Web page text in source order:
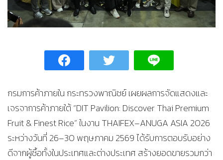
กรมการค้าภายใน กระทรวงพาณิชย์ เผยผลการจัดแสดงและ
เจรจาการค้าภายใต้ “DIT Pavilion: Discover Thai Premium
Fruit & Finest Rice” ในงาน THAIFEX–ANUGA ASIA 2026
ระหว่างวันที่ 26–30 พฤษภาคม 2569 ได้รับการตอบรับอย่าง
ดีจากผู้ซื้อทั้งในประเทศและต่างประเทศ สร้างยอดขายรวมกว่า